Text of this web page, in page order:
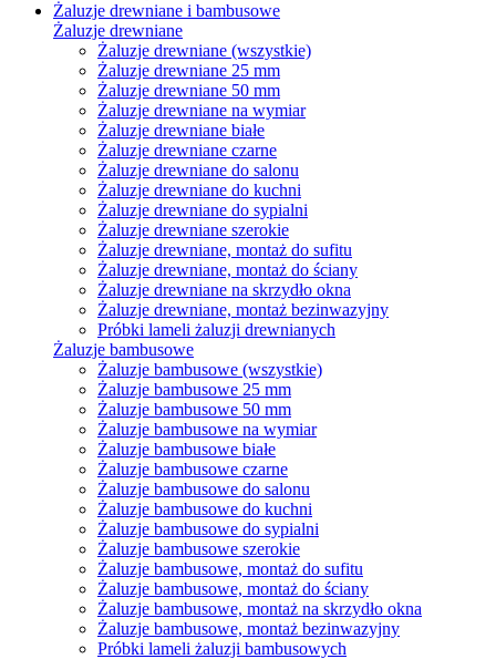
Żaluzje drewniane i bambusowe
Żaluzje drewniane
Żaluzje drewniane (wszystkie)
Żaluzje drewniane 25 mm
Żaluzje drewniane 50 mm
Żaluzje drewniane na wymiar
Żaluzje drewniane białe
Żaluzje drewniane czarne
Żaluzje drewniane do salonu
Żaluzje drewniane do kuchni
Żaluzje drewniane do sypialni
Żaluzje drewniane szerokie
Żaluzje drewniane, montaż do sufitu
Żaluzje drewniane, montaż do ściany
Żaluzje drewniane na skrzydło okna
Żaluzje drewniane, montaż bezinwazyjny
Próbki lameli żaluzji drewnianych
Żaluzje bambusowe
Żaluzje bambusowe (wszystkie)
Żaluzje bambusowe 25 mm
Żaluzje bambusowe 50 mm
Żaluzje bambusowe na wymiar
Żaluzje bambusowe białe
Żaluzje bambusowe czarne
Żaluzje bambusowe do salonu
Żaluzje bambusowe do kuchni
Żaluzje bambusowe do sypialni
Żaluzje bambusowe szerokie
Żaluzje bambusowe, montaż do sufitu
Żaluzje bambusowe, montaż do ściany
Żaluzje bambusowe, montaż na skrzydło okna
Żaluzje bambusowe, montaż bezinwazyjny
Próbki lameli żaluzji bambusowych